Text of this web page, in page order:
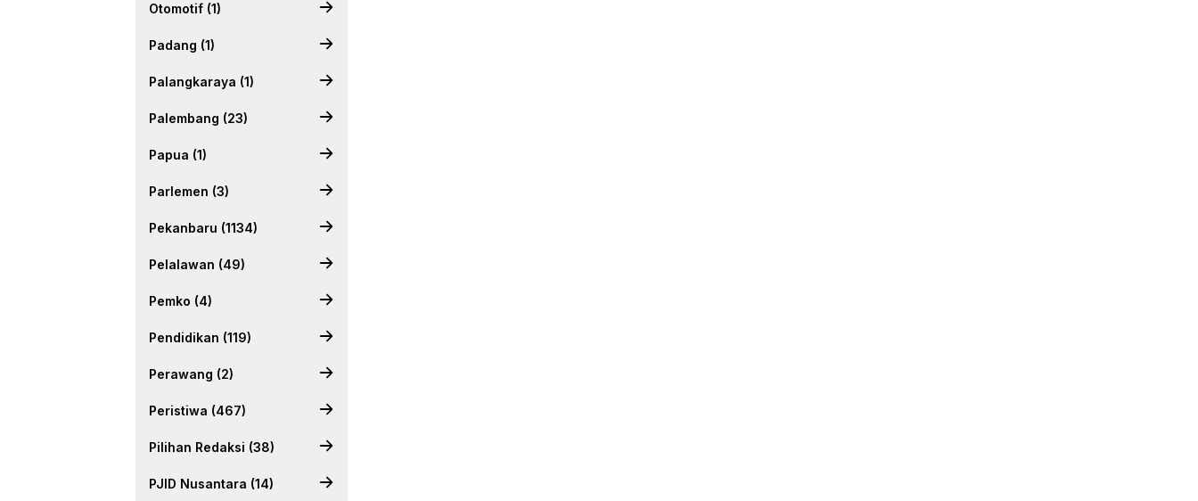
Otomotif (1)
Padang (1)
Palangkaraya (1)
Palembang (23)
Papua (1)
Parlemen (3)
Pekanbaru (1134)
Pelalawan (49)
Pemko (4)
Pendidikan (119)
Perawang (2)
Peristiwa (467)
Pilihan Redaksi (38)
PJID Nusantara (14)